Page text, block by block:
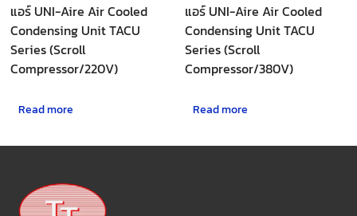
แอร์ UNI-Aire Air Cooled
Condensing Unit TACU
Series (Scroll
Compressor/220V)
Read more
แอร์ UNI-Aire Air Cooled
Condensing Unit TACU
Series (Scroll
Compressor/380V)
Read more